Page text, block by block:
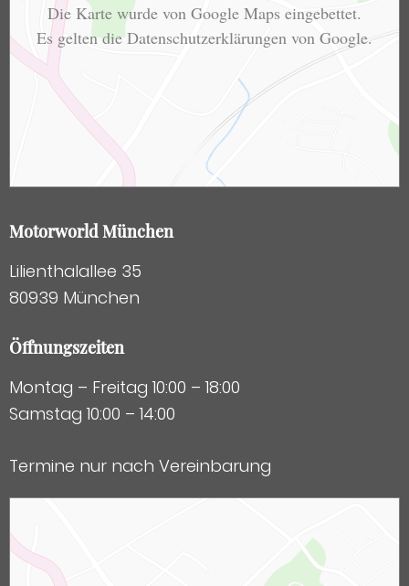
Die Karte wurde von Google Maps eingebettet.
Es gelten dieDatenschutzerklärungen von Google.
Motorworld München
Lilienthalallee 35
80939 München
Öffnungszeiten
Montag – Freitag 10:00 – 18:00
Samstag 10:00 – 14:00
Termine nur nach Vereinbarung